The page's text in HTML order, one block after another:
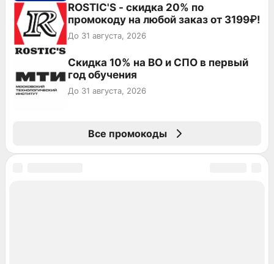
ROSTIC'S - скидка 20% по
промокоду на любой заказ от 3199₽!
До 31 августа, 2026
Скидка 10% на ВО и СПО в первый
год обучения
До 31 августа, 2026
Все промокоды